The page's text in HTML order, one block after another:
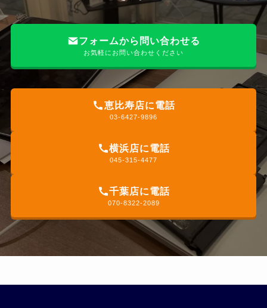
フォームから問い合わせる
お気軽にお問い合わせください
恵比寿店に電話
03-6427-9896
横浜店に電話
045-315-4477
千葉店に電話
070-8322-2089